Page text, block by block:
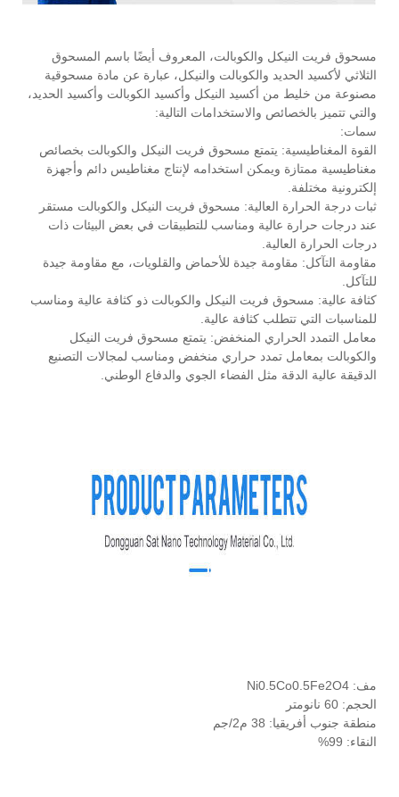
مسحوق فريت النيكل والكوبالت، المعروف أيضًا باسم المسحوق
الثلاثي لأكسيد الحديد والكوبالت والنيكل، عبارة عن مادة مسحوقية
مصنوعة من خليط من أكسيد النيكل وأكسيد الكوبالت وأكسيد الحديد،
والتي تتميز بالخصائص والاستخدامات التالية:
سمات:
القوة المغناطيسية: يتمتع مسحوق فريت النيكل والكوبالت بخصائص
مغناطيسية ممتازة ويمكن استخدامه لإنتاج مغناطيس دائم وأجهزة
إلكترونية مختلفة.
ثبات درجة الحرارة العالية: مسحوق فريت النيكل والكوبالت مستقر
عند درجات حرارة عالية ومناسب للتطبيقات في بعض البيئات ذات
درجات الحرارة العالية.
مقاومة التآكل: مقاومة جيدة للأحماض والقلويات، مع مقاومة جيدة
للتآكل.
كثافة عالية: مسحوق فريت النيكل والكوبالت ذو كثافة عالية ومناسب
للمناسبات التي تتطلب كثافة عالية.
معامل التمدد الحراري المنخفض: يتمتع مسحوق فريت النيكل
والكوبالت بمعامل تمدد حراري منخفض ومناسب لمجالات التصنيع
الدقيقة عالية الدقة مثل الفضاء الجوي والدفاع الوطني.
مف: Ni0.5Co0.5Fe2O4
الحجم: 60 نانومتر
منطقة جنوب أفريقيا: 38 م2/جم
النقاء: 99%